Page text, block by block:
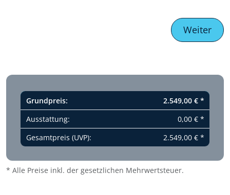
Weiter
Grundpreis: 2.549,00 €*
Ausstattung:
0,00€*
Gesamtpreis (UVP):
2.549,00 €*
* Alle Preise inkl. der gesetzlichen Mehrwertsteuer.